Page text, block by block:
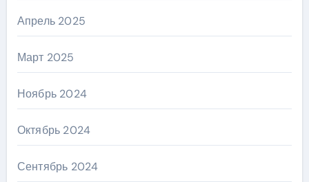
Апрель 2025
Март 2025
Ноябрь 2024
Октябрь 2024
Сентябрь 2024